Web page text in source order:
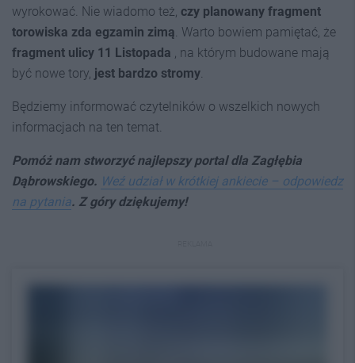
wyrokować. Nie wiadomo też, czy planowany fragment
torowiska zda egzamin zimą. Warto bowiem pamiętać, że
fragment ulicy 11 Listopada , na którym budowane mają
być nowe tory, jest bardzo stromy.
Będziemy informować czytelników o wszelkich nowych
informacjach na ten temat.
Pomóż nam stworzyć najlepszy portal dla Zagłębia
Dąbrowskiego. Weź udział w krótkiej ankiecie – odpowiedz
na pytania. Z góry dziękujemy!